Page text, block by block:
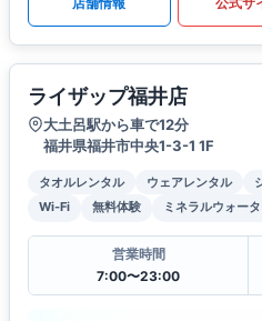
ライザップ福井店
大土呂駅から車で12分
福井県福井市中央1-3-1 1F
タオルレンタル ウェアレンタル
Wi-Fi
無料体験 ミネラルウォー
営業時間
7:00〜23:00